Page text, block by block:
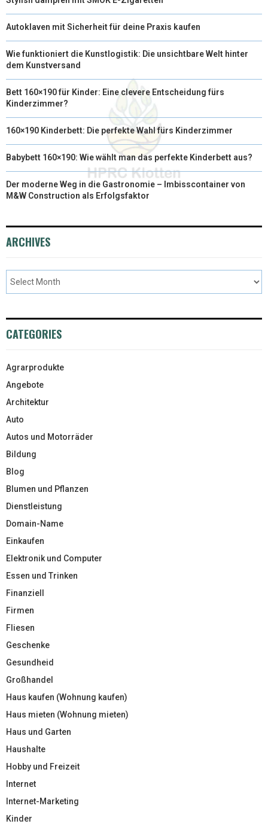
Autoklaven mit Sicherheit für deine Praxis kaufen
Wie funktioniert die Kunstlogistik: Die unsichtbare Welt hinter
dem Kunstversand
Bett 160×190 für Kinder: Eine clevere Entscheidung fürs
Kinderzimmer?
160×190 Kinderbett: Die perfekte Wahl fürs Kinderzimmer
Babybett 160×190: Wie wählt man das perfekte Kinderbett aus?
Der moderne Weg in die Gastronomie – Imbisscontainer von
M&W Construction als Erfolgsfaktor
ARCHIVES
CATEGORIES
Agrarprodukte
Angebote
Architektur
Auto
Autos und Motorräder
Bildung
Blog
Blumen und Pflanzen
Dienstleistung
Domain-Name
Einkaufen
Elektronik und Computer
Essen und Trinken
Finanziell
Firmen
Fliesen
Geschenke
Gesundheid
Großhandel
Haus kaufen (Wohnung kaufen)
Haus mieten (Wohnung mieten)
Haus und Garten
Haushalte
Hobby und Freizeit
Internet
Internet-Marketing
Kinder